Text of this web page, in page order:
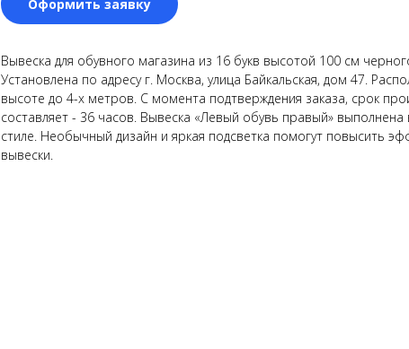
Оформить заявку
Вывеска для обувного магазина из 16 букв высотой 100 см
Установлена по адресу г. Москва, улица Байкальская, дом 47.
высоте до 4-х метров. С момента подтверждения заказа, срок
составляет - 36 часов. Вывеска «Левый обувь правый»
стиле. Необычный дизайн и яркая подсветка помогут повысить
вывески.